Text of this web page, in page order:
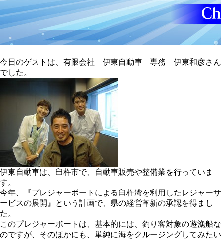
今日のゲストは、有限会社 伊東自動車 専務 伊東和彦さん
でした。
伊東自動車は、臼杵市で、自動車販売や整備業を行っていま
す。
今年、『プレジャーボートによる臼杵湾を利用したレジャーサ
ービスの展開』という計画で、県の経営革新の承認を得まし
た。
このプレジャーボートは、基本的には、釣り客対象の遊漁船な
のですが、そのほかにも、単純に海をクルージングしてみたい